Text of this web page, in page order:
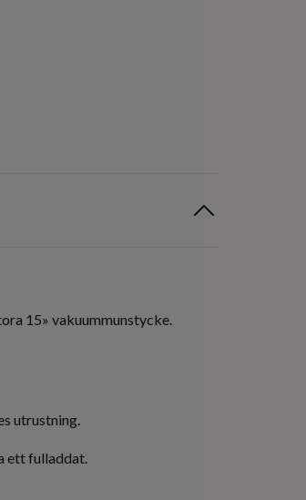
15» vakuummunstycke.
utrustning.
ett fulladdat.